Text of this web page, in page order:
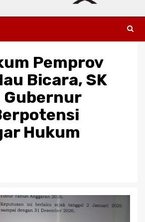
Pemprov
Bicara, SK
Gubernur
Hukum